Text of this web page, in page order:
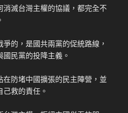
滅台灣主權的協議，都完全不
的，是國共兩黨的促統路線，
民黨的投降主義。
防堵中國擴張的民主陣營，並
救的責任。